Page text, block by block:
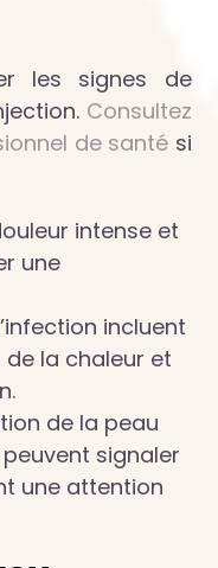
les signes de
Consultez
de santé si
intense et
une
incluent
la chaleur et
de la peau
signaler
une attention